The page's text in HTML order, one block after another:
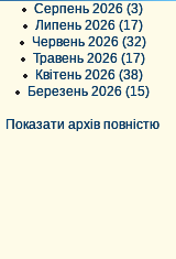
Серпень 2026 (3)
Липень 2026 (17)
Червень 2026 (32)
Травень 2026 (17)
Квітень 2026 (38)
Березень 2026 (15)
Показати архів повністю